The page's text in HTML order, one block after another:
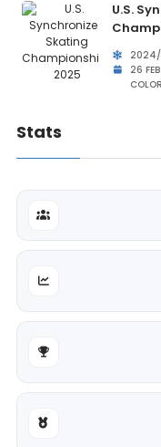
U.S.
26
Stats